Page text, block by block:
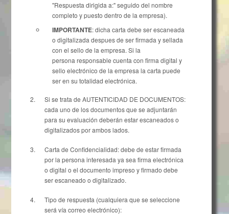
"Respuesta dirigida a:" seguido del nombre
completo y puesto dentro de la empresa).
IMPORTANTE: dicha carta debe ser escaneada
o digitalizada despues de ser firmada y sellada
con el sello de la empresa. Si la
persona responsable cuenta con firma digital y
sello electrónico de la empresa la carta puede
ser en su totalidad electrónica.
Si se trata de AUTENTICIDAD DE DOCUMENTOS:
cada uno de los documentos que se adjuntarán
para su evaluación deberán estar escaneados o
digitalizados por ambos lados.
Carta de Confidencialidad: debe de estar firmada
por la persona interesada ya sea firma electrónica
o digital o el documento impreso y firmado debe
ser escaneado o digitalizado.
Tipo de respuesta (cualquiera que se seleccione
será vía correo electrónico):